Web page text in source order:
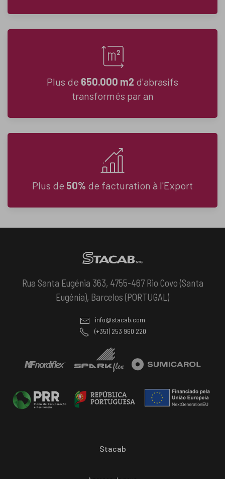
Plus de 650.000 m2 d'abrasifs
transformés par an
Plus de 50% de facturation à l'Export
Rua Santa Eugénia 363, 4755-467 Rio Covo (Santa
Eugénia), Barcelos (PORTUGAL)
info@stacab.com
(+351) 253 960 220
Stacab